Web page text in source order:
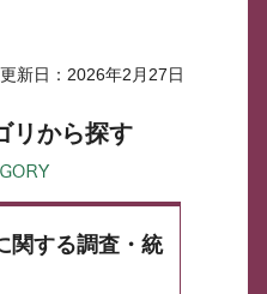
更新日：2026年2月27日
リから探す
関する調査・統